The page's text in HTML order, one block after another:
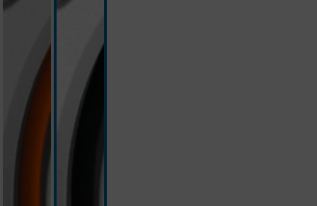
silver/orangewhite/silver